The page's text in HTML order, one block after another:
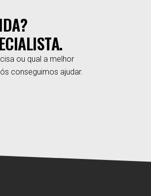
ou qual a melhor
conseguimos ajudar.